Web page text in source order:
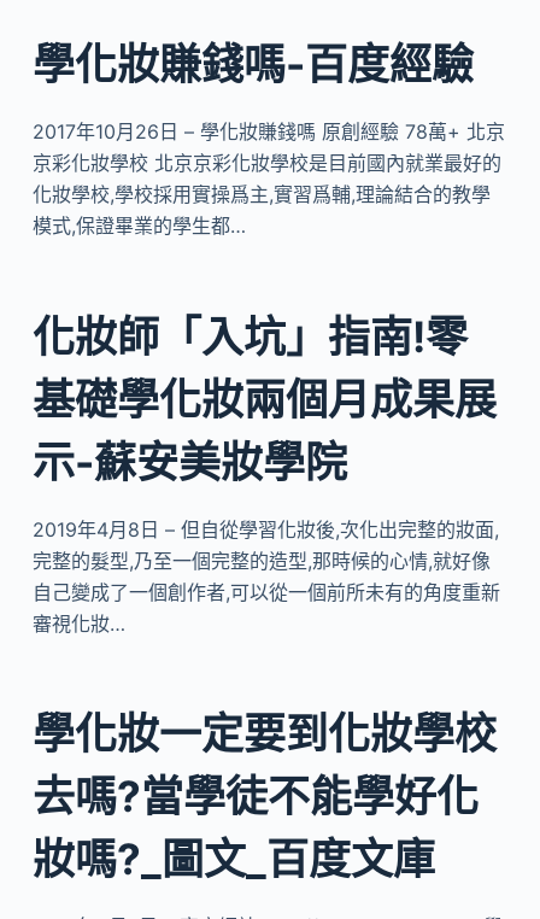
學化妝賺錢嗎-百度經驗
2017年10月26日 – 學化妝賺錢嗎 原創經驗 78萬+ 北京
京彩化妝學校 北京京彩化妝學校是目前國內就業最好的
化妝學校,學校採用實操爲主,實習爲輔,理論結合的教學
模式,保證畢業的學生都…
化妝師「入坑」指南!零
基礎學化妝兩個月成果展
示-蘇安美妝學院
2019年4月8日 – 但自從學習化妝後,次化出完整的妝面,
完整的髮型,乃至一個完整的造型,那時候的心情,就好像
自己變成了一個創作者,可以從一個前所未有的角度重新
審視化妝…
學化妝一定要到化妝學校
去嗎?當學徒不能學好化
妝嗎?_圖文_百度文庫